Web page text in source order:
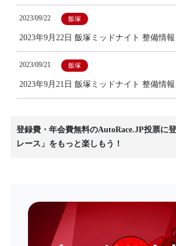
2023/09/22 飯塚
2023年9月22日 飯塚ミッドナイト 整備情報
2023/09/21 飯塚
2023年9月21日 飯塚ミッドナイト 整備情報
登録費・年会費無料のAutoRace.JP投票に
レース」をもっと楽しもう！